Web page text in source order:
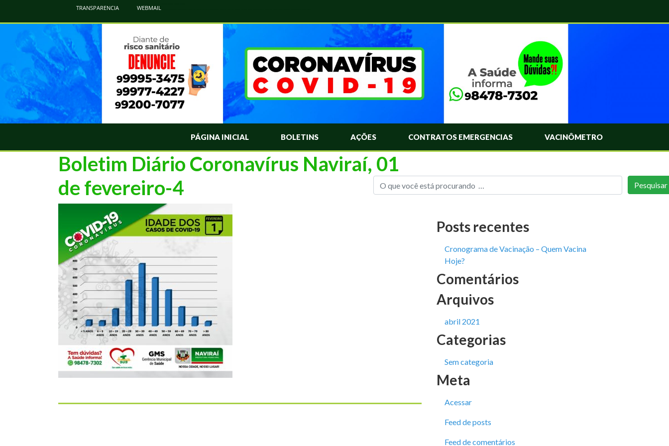
TRANSPARENCIA WEBMAIL
PÁGINA INICIAL BOLETINS AÇÕES CONTRATOS EMERGENCIAS VACINÔMETRO
Boletim Diário Coronavírus Naviraí, 01
de fevereiro-4
Posts recentes
Cronograma de Vacinação – Quem Vacina
Hoje?
Comentários
Arquivos
abril 2021
Categorias
Sem categoria
Meta
Acessar
Feed de posts
Feed de comentários